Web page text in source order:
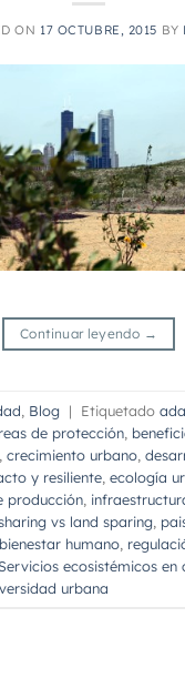
ON 17 OCTUBRE, 2015 BY
Continuar leyendo →
Blog | Etiquetado
de protección
crecimiento urbano
y resiliente ecología
producción
vs land sparing
humano
ecosistémicos en
urbana